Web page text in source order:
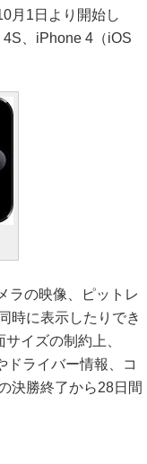
月1日より開始し
、iPhone 4（iOS
ラの映像、ピットレ
時に表示したりでき
イズの制約上、
ドライバー情報、コ
決勝終了から28日間